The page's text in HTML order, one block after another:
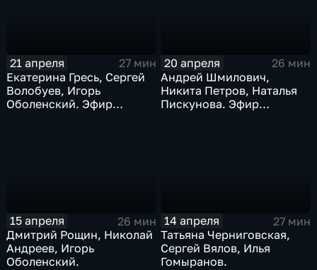
21 апреля
27 мин
Екатерина Гресь, Сергей
Волобуев, Игорь
Оболенский. Эфир
20 апреля
26 мин
Андрей Шмилович,
Никита Петров, Наталья
Пискунова. Эфир
15 апреля
26 мин
Дмитрий Рощин, Николай
Андреев, Игорь
Оболенский.
14 апреля
27 мин
Татьяна Черниговская,
Сергей Вялов, Илья
Гомыранов.